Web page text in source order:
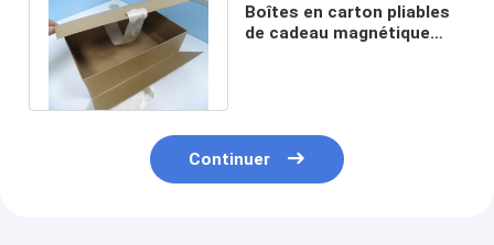
Boîtes en carton pliables
de cadeau magnétique
Continuer